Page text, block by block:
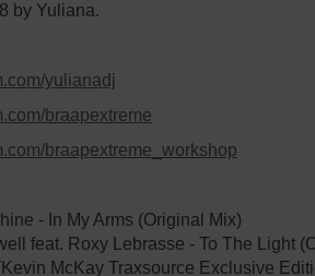
by Yuliana.
yulianadj
braapextreme
braapextreme_workshop
- In My Arms (Original Mix)
feat. Roxy Lebrasse - To The Light
McKay Traxsource Exclusive